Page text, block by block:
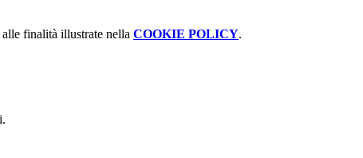
finalità illustrate nella COOKIE POLICY.